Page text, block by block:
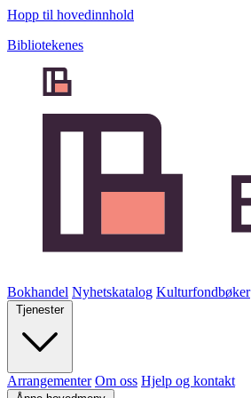
Hopp til hovedinnhold
Bibliotekenes
Bokhandel Nyhetskatalog Kulturfondbøker
Tjenester
Arrangementer Om oss Hjelp og kontakt